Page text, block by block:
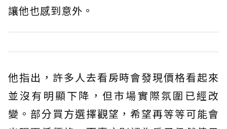
讓他也感到意外。
他指出，許多人去看房時會發現價格看起來
並沒有明顯下降，但市場實際氛圍已經改
變。部分買方選擇觀望，希望再等等可能會